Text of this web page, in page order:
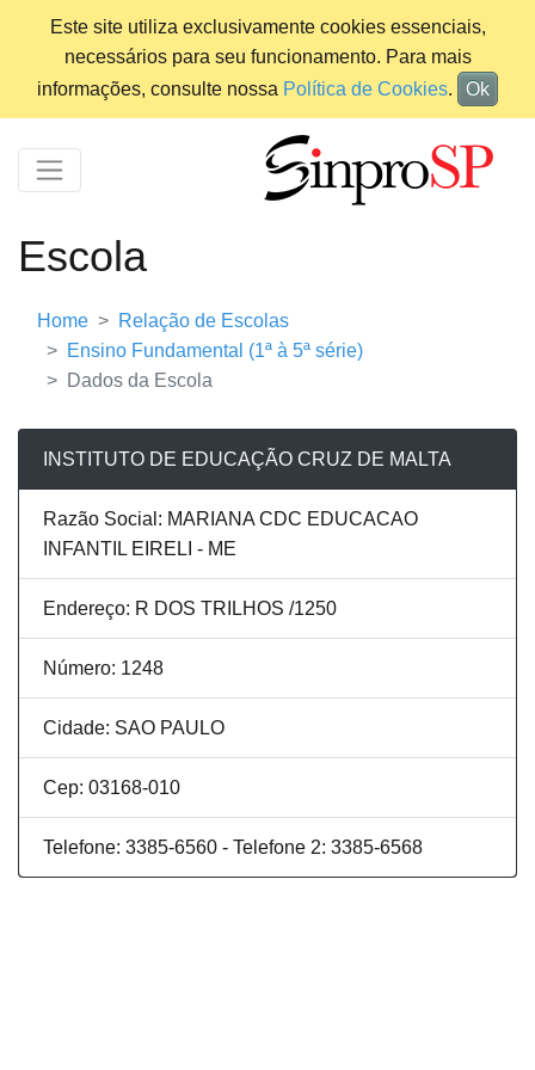
Este site utiliza exclusivamente cookies essenciais,
necessários para seu funcionamento. Para mais
informações, consulte nossa Política de Cookies. Ok
Escola
Home
Relação de Escolas
Ensino Fundamental (1ª à 5ª série)
Dados da Escola
INSTITUTO DE EDUCAÇÃO CRUZ DE MALTA
Razão Social: MARIANA CDC EDUCACAO
INFANTIL EIRELI - ME
Endereço: R DOS TRILHOS /1250
Número: 1248
Cidade: SAO PAULO
Cep: 03168-010
Telefone: 3385-6560 - Telefone 2: 3385-6568